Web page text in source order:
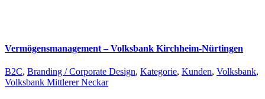
Vermögensmanagement – Volksbank Kirchheim-Nürtingen
B2C, Branding / Corporate Design, Kategorie, Kunden, Volksbank,
Volksbank Mittlerer Neckar